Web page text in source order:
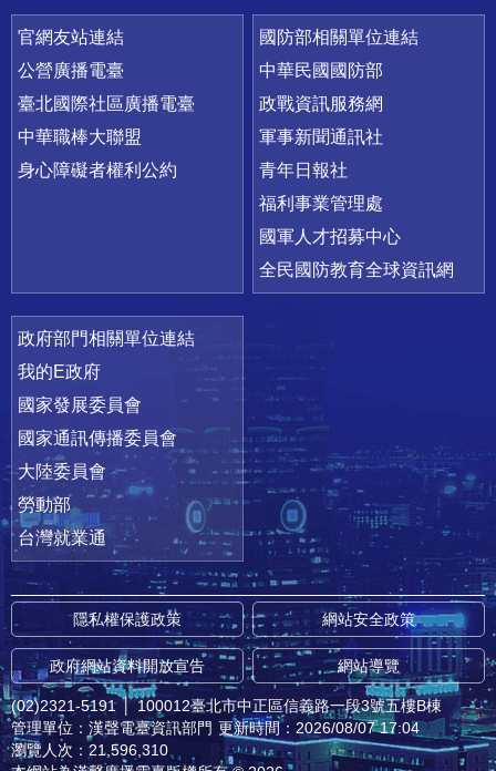
官網友站連結
公營廣播電臺
臺北國際社區廣播電臺
中華職棒大聯盟
身心障礙者權利公約
國防部相關單位連結
中華民國國防部
政戰資訊服務網
軍事新聞通訊社
青年日報社
福利事業管理處
國軍人才招募中心
全民國防教育全球資訊網
政府部門相關單位連結
我的E政府
國家發展委員會
國家通訊傳播委員會
大陸委員會
勞動部
台灣就業通
隱私權保護政策 網站安全政策
政府網站資料開放宣告 網站導覽
(02)2321-5191 │ 100012臺北市中正區信義路一段3號五樓B棟
管理單位：漢聲電臺資訊部門 更新時間：2026/08/07 17:04
瀏覽人次：21,596,310